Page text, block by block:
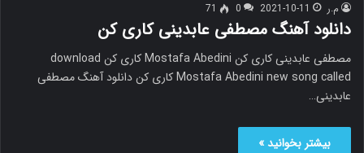
م.ر 2021-10-11
0
71
دانلود آهنگ مصطفی عابدینی کاری کن
مصطفی عابدینی کاری کن Mostafa Abedini کاری کن download
Mostafa Abedini new song called کاری کن دانلود آهنگ مصطفی
عابدینی…
بیشتر بخوانید »